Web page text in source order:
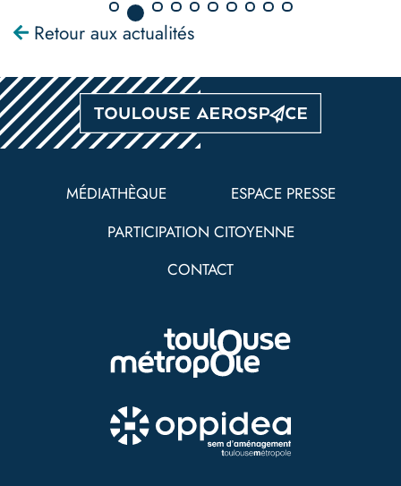
Retour aux actualités
MÉDIATHÈQUE
ESPACE PRESSE
PARTICIPATION CITOYENNE
CONTACT